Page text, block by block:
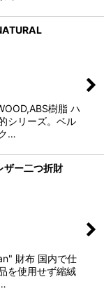
樹脂 ハ
シリーズ。ベル
…
ー二つ折財
財布 国内で仕
を使用せず縮絨